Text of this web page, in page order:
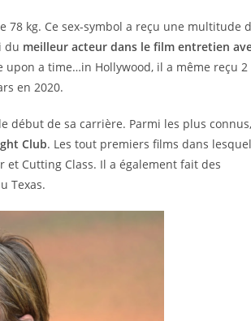
78 kg. Ce sex-symbol a reçu une multitude
du meilleur acteur dans le film entretien
upon a time…in Hollywood, il a même reçu 2
en 2020.
début de sa carrière. Parmi les plus connus,
Club. Les tout premiers films dans
et Cutting Class. Il a également fait des
Texas.